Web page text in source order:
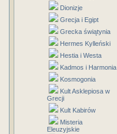
Dionizje
Grecja i Egipt
Grecka świątynia
Hermes Kylleński
Hestia i Westa
Kadmos i Harmonia
Kosmogonia
Kult Asklepiosa w
Grecji
Kult Kabirów
Misteria
Eleuzyjskie